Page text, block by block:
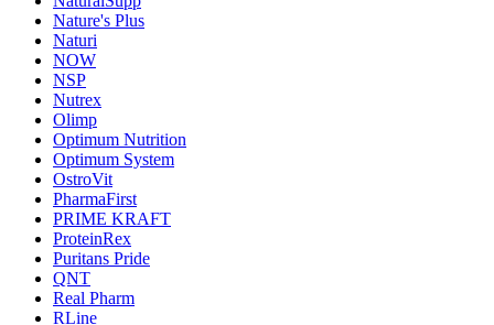
Nature's Plus
Naturi
NOW
NSP
Nutrex
Olimp
Optimum Nutrition
Optimum System
OstroVit
PharmaFirst
PRIME KRAFT
ProteinRex
Puritans Pride
QNT
Real Pharm
RLine